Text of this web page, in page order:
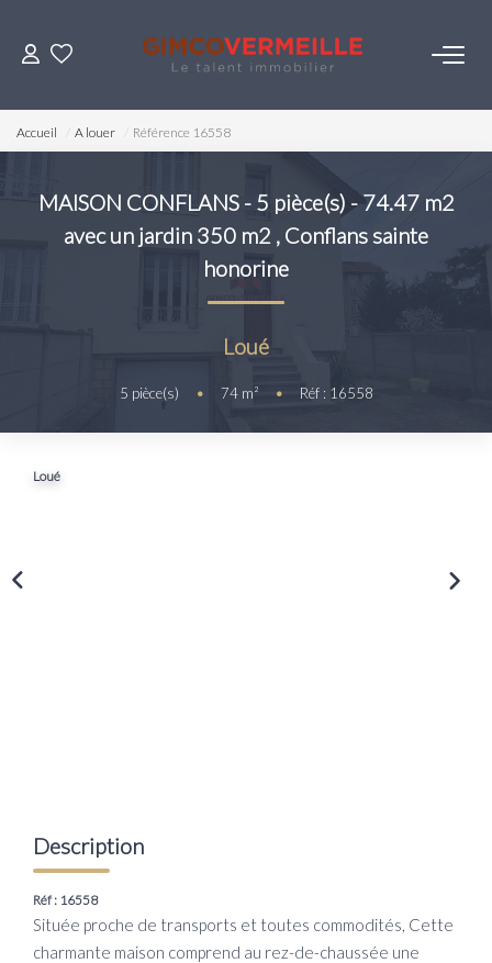
ACHETER
LOUER
ESTIMER
PARRAINAGE
Accueil A louer Référence 16558
MAISON CONFLANS - 5 pièce(s) - 74.47 m2
avec un jardin 350 m2 , Conflans sainte
honorine
Loué
5 pièce(s) • 74m² • Réf : 16558
Loué
Description
Réf : 16558
Située proche de transports et toutes commodités, Cette
charmante maison comprend au rez-de-chaussée une